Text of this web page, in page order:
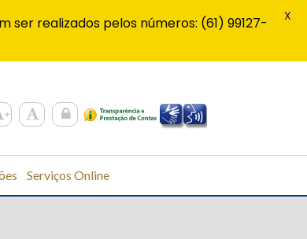
Serviços Online
realizados pelos números: (61) 99127-
X